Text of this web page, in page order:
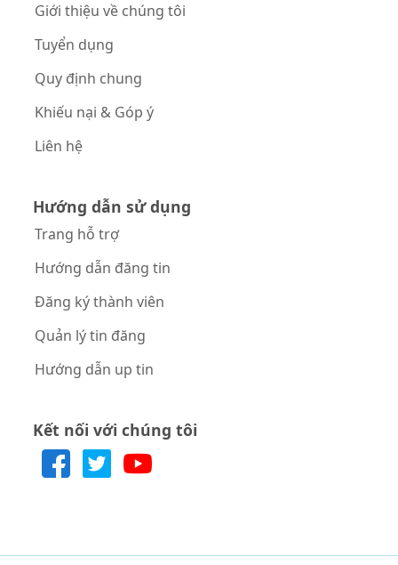
Giới thiệu về chúng tôi
Tuyển dụng
Quy định chung
Khiếu nại & Góp ý
Liên hệ
Hướng dẫn sử dụng
Trang hỗ trợ
Hướng dẫn đăng tin
Đăng ký thành viên
Quản lý tin đăng
Hướng dẫn up tin
Kết nối với chúng tôi